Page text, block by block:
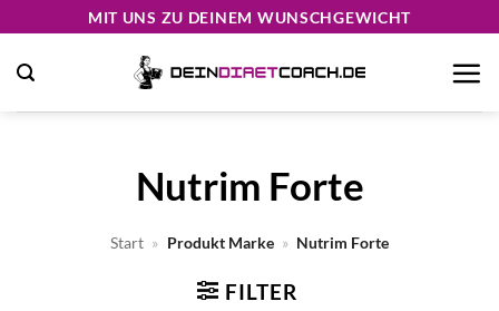
springen
MIT UNS ZU DEINEM WUNSCHGEWICHT
Nutrim Forte
Start » Produkt Marke » Nutrim Forte
FILTER